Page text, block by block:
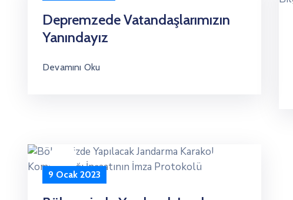
Depremzede Vatandaşlarımızın
Yanındayız
Devamını Oku
9 Ocak 2023